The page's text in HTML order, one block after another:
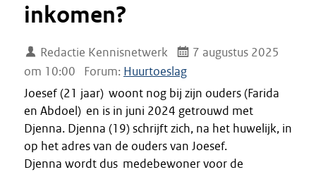
inkomen?
Redactie Kennisnetwerk
7 augustus 2025
om 10:00
Forum: Huurtoeslag
Joesef (21 jaar) woont nog bij zijn ouders (Farida
en Abdoel) en is in juni 2024 getrouwd met
Djenna. Djenna (19) schrijft zich, na het huwelijk, in
op het adres van de ouders van Joesef.
Djenna wordt dus medebewoner voor de